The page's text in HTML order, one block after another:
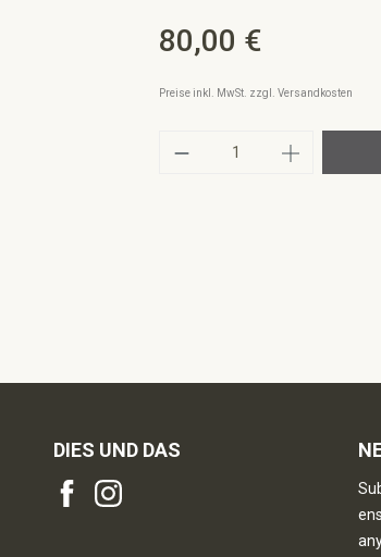
Regulärer Preis:
80,00 €
Preise inkl. MwSt. zzgl. Versandkosten
Produkt Anzahl:
DIES UND DAS